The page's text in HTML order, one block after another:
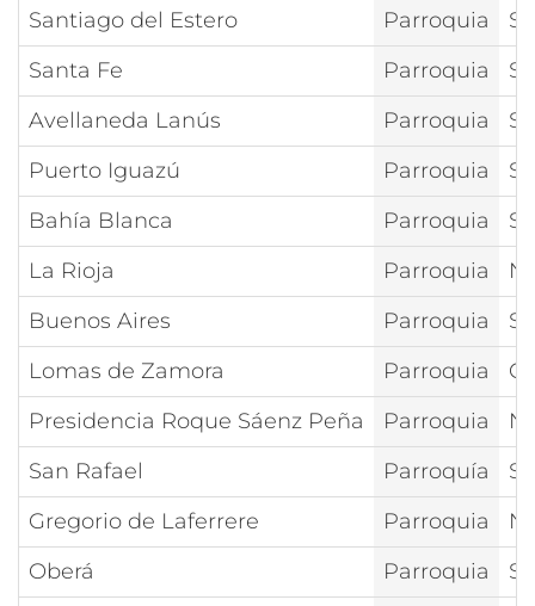
Santiago del Estero Parroquia
Santa Fe
Parroquia
Avellaneda Lanús
Parroquia
Puerto Iguazú
Parroquia
Bahía Blanca
Parroquia
La Rioja
Parroquia
Buenos Aires
Parroquia
Lomas de Zamora
Parroquia
Presidencia Roque Sáenz Peña
Parroquia
San Rafael
Parroquía
Gregorio de Laferrere
Parroquia
Oberá
Parroquia